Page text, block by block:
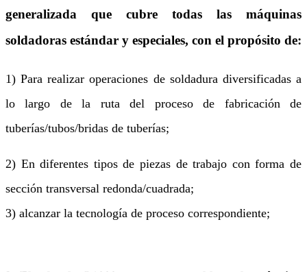
generalizada que cubre todas las máquinas
soldadoras estándar y especiales, con el propósito de:
1) Para realizar operaciones de soldadura diversificadas a
lo largo de la ruta del proceso de fabricación de
tuberías/tubos/bridas de tuberías;
2) En diferentes tipos de piezas de trabajo con forma de
sección transversal redonda/cuadrada;
3) alcanzar la tecnología de proceso correspondiente;